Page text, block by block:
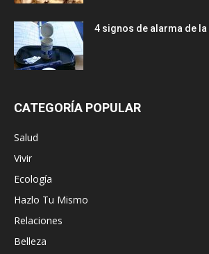
4 signos de alarma de
CATEGORÍA POPULAR
Salud
Vivir
Ecología
Hazlo Tu Mismo
Relaciones
Belleza